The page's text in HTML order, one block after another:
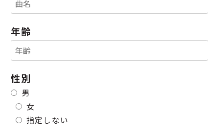
年齢
性別
男
女
指定しない